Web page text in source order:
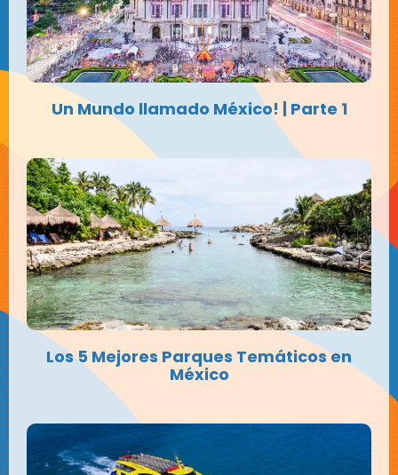
Un Mundo llamado México! | Parte 1
Los 5 Mejores Parques Temáticos en
México